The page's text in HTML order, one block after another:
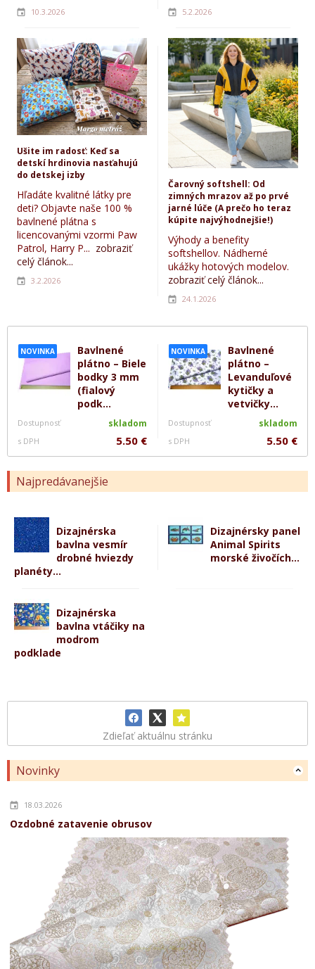
NOVINKA
Bavlnené
plátno – Biele
bodky 3 mm
(fialový
podk...
Dostupnosť skladom
s DPH 5.50 €
NOVINKA
Bavlnené
plátno –
Levanduľové
kytičky a
vetvičky...
Dostupnosť skladom
s DPH 5.50 €
Najpredávanejšie
Dizajnérska
bavlna vesmír
drobné hviezdy
planéty...
Dizajnérsky panel
Animal Spirits
morské živočích...
Dizajnérska
bavlna vtáčiky na
modrom
podklade
Zdieľať aktuálnu stránku
Novinky
18.03.2026
Ozdobné zatavenie obrusov
10.3.2026 5.2.2026
Ušite im radosť: Keď sa
detskí hrdinovia nasťahujú
do detskej izby
Hľadáte kvalitné látky pre
deti? Objavte naše 100 %
bavlnené plátna s
licencovanými vzormi Paw
Patrol, Harry P... zobraziť
celý článok...
3.2.2026
Čarovný softshell: Od
zimných mrazov až po prvé
jarné lúče (A prečo ho teraz
kúpite najvýhodnejšie!)
Výhody a benefity
softshellov. Nádherné
ukážky hotových modelov.
zobraziť celý článok...
24.1.2026